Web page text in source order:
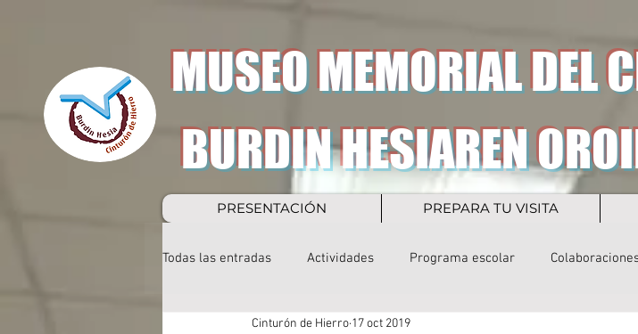
MUSEO MEMORIAL DEL
PRESENTACIÓN PREPARA TU VISITA
BURDIN HESIAREN
Todas las entradas Actividades Programa escolar
Cinturón de Hierro 17 oct 2019